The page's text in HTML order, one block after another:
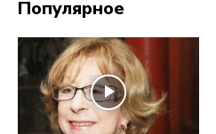
Популярное